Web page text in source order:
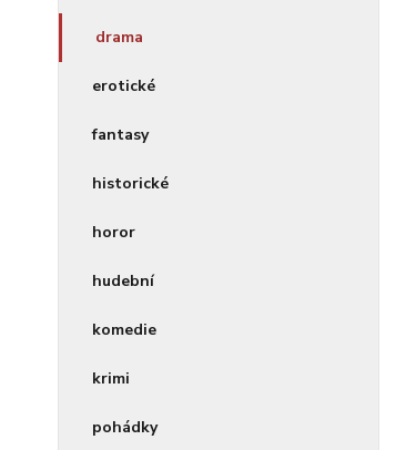
drama
erotické
fantasy
historické
horor
hudební
komedie
krimi
pohádky